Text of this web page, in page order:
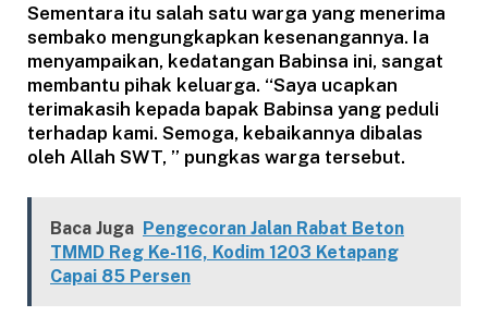
Sementara itu salah satu warga yang menerima
sembako mengungkapkan kesenangannya. Ia
menyampaikan, kedatangan Babinsa ini, sangat
membantu pihak keluarga. “Saya ucapkan
terimakasih kepada bapak Babinsa yang peduli
terhadap kami. Semoga, kebaikannya dibalas
oleh Allah SWT, ” pungkas warga tersebut.
Baca Juga Pengecoran Jalan Rabat Beton
TMMD Reg Ke-116, Kodim 1203 Ketapang
Capai 85 Persen